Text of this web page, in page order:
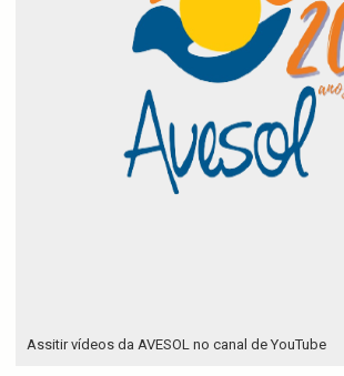
Assitir vídeos da AVESOL no canal de YouTube